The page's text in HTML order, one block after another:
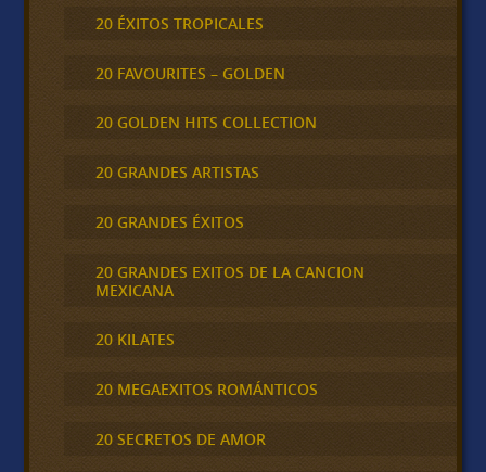
20 ÉXITOS TROPICALES
20 FAVOURITES – GOLDEN
20 GOLDEN HITS COLLECTION
20 GRANDES ARTISTAS
20 GRANDES ÉXITOS
20 GRANDES EXITOS DE LA CANCION
MEXICANA
20 KILATES
20 MEGAEXITOS ROMÁNTICOS
20 SECRETOS DE AMOR